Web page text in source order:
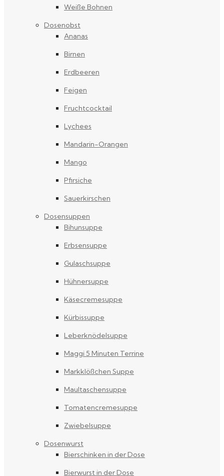
Weiße Bohnen
Dosenobst
Ananas
Birnen
Erdbeeren
Feigen
Fruchtcocktail
Lychees
Mandarin-Orangen
Mango
Pfirsiche
Sauerkirschen
Dosensuppen
Bihunsuppe
Erbsensuppe
Gulaschsuppe
Hühnersuppe
Käsecremesuppe
Kürbissuppe
Leberknödelsuppe
Maggi 5 Minuten Terrine
Markklößchen Suppe
Maultaschensuppe
Tomatencremesuppe
Zwiebelsuppe
Dosenwurst
Bierschinken in der Dose
Bierwurst in der Dose